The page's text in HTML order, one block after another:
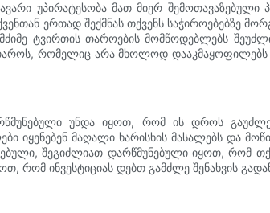
უპირატესობა მათ მიერ შემოთავაზებული
ერთად შექმნას თქვენს საჭიროებებზე
ტვირთის თაროების მომწოდებლებს
რომელიც არა მხოლოდ დააკმაყოფილებს
უნდა იყოთ, რომ ის დროს
მაღალი ხარისხის მასალებს და
შეგიძლიათ დარწმუნებული იყოთ, რომ
ინვესტიციას დებთ გამძლე შენახვის